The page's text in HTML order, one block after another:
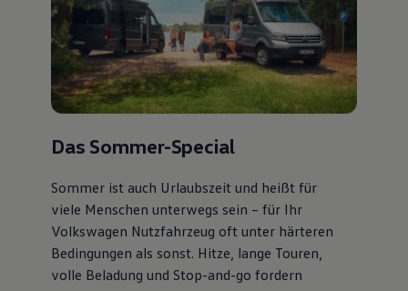
Bulli Magazin
Fahrzeugabholung ab Werk
Uptime
Das Sommer-Special
Sommer ist auch Urlaubszeit und heißt für
viele Menschen unterwegs sein – für Ihr
Volkswagen Nutzfahrzeug oft unter härteren
Bedingungen als sonst. Hitze, lange Touren,
volle Beladung und Stop-and-go fordern